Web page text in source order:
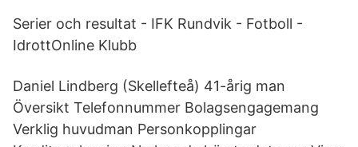
Serier och resultat - IFK Rundvik - Fotboll -
IdrottOnline Klubb
Daniel Lindberg (Skellefteå) 41-årig man
Översikt Telefonnummer Bolagsengagemang
Verklig huvudman Personkopplingar